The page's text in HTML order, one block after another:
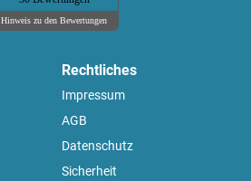
Hinweis zu den Bewertungen
Rechtliches
Impressum
AGB
Datenschutz
Sicherheit